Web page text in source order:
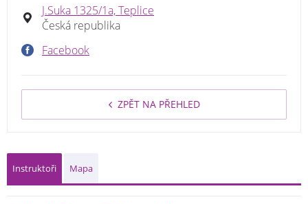
J.Suka 1325/1a, Teplice
Česká republika
Facebook
ZPĚT NA PŘEHLED
Instruktoři Mapa